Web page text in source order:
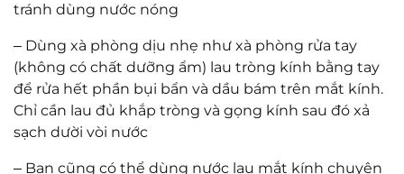
tránh dùng nước nóng
– Dùng xà phòng dịu nhẹ như xà phòng rửa tay
(không có chất dưỡng ẩm) lau tròng kính bằng tay
để rửa hết phần bụi bẩn và dầu bám trên mắt kính.
Chỉ cần lau đủ khắp tròng và gọng kính sau đó xả
sạch dười vòi nước
– Bạn cũng có thể dùng nước lau mắt kính chuyên